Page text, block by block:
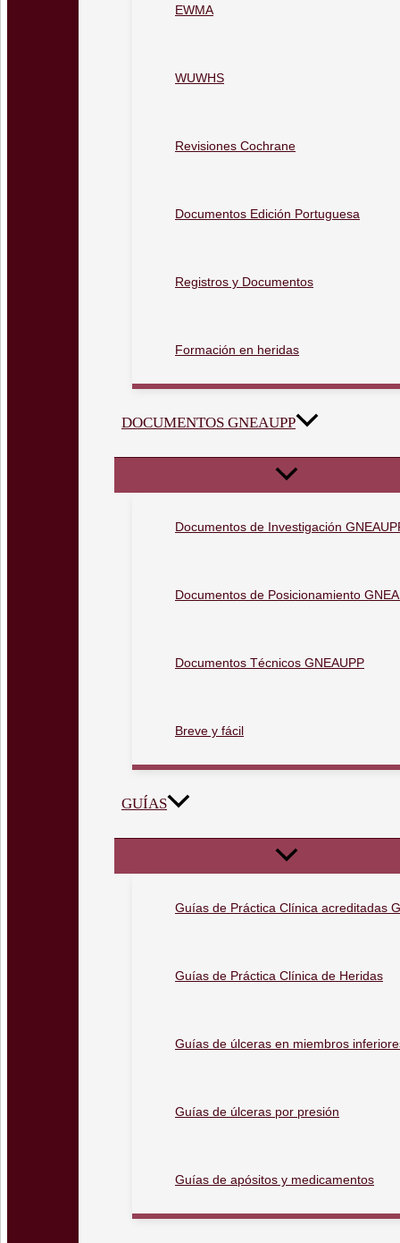
EWMA
WUWHS
Revisiones Cochrane
Documentos Edición Portuguesa
Registros y Documentos
Formación en heridas
DOCUMENTOS GNEAUPP
Documentos de Investigación
Documentos de Posicionamiento
Documentos Técnicos GNEAUPP
Breve y fácil
GUÍAS
Guías de Práctica Clínica acreditadas
Guías de Práctica Clínica de Heridas
Guías de úlceras en miembros
Guías de úlceras por presión
Guías de apósitos y medicamentos